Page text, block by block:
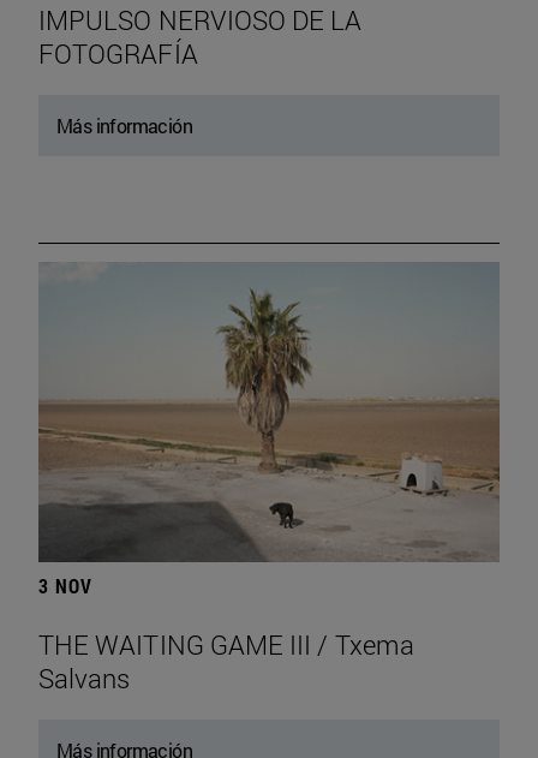
IMPULSO NERVIOSO DE LA
FOTOGRAFÍA
Más información
3 NOV
THE WAITING GAME III / Txema
Salvans
Más información